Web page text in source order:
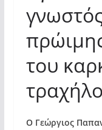
του
Ο Γεώργιος